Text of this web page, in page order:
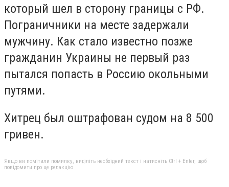
который шел в сторону границы с РФ.
Пограничники на месте задержали
мужчину. Как стало известно позже
гражданин Украины не первый раз
пытался попасть в Россию окольными
путями.
Хитрец был оштрафован судом на 8 500
гривен.
Якщо ви помітили помилку, виділіть необхідний текст і натисніть Ctrl + Enter, щоб
повідомити про це редакцію